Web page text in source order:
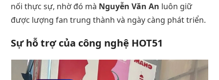
nối thực sự, nhờ đó mà Nguyễn Văn An luôn giữ
được lượng fan trung thành và ngày càng phát triển.
Sự hỗ trợ của công nghệ HOT51